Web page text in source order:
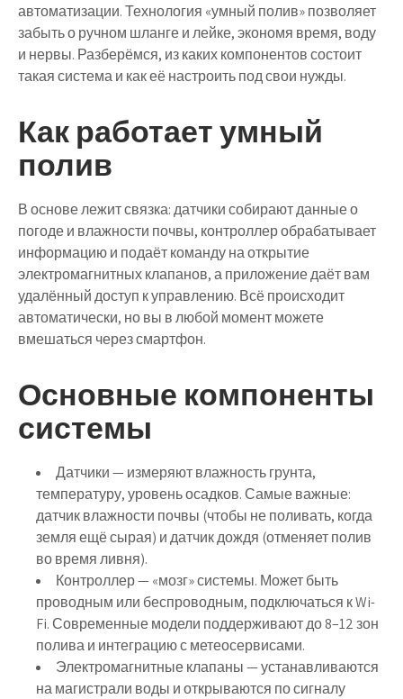
автоматизации. Технология «умный полив» позволяет
забыть о ручном шланге и лейке, экономя время, воду
и нервы. Разберёмся, из каких компонентов состоит
такая система и как её настроить под свои нужды.
Как работает умный
полив
В основе лежит связка: датчики собирают данные о
погоде и влажности почвы, контроллер обрабатывает
информацию и подаёт команду на открытие
электромагнитных клапанов, а приложение даёт вам
удалённый доступ к управлению. Всё происходит
автоматически, но вы в любой момент можете
вмешаться через смартфон.
Основные компоненты
системы
Датчики— измеряют влажность грунта,
температуру, уровень осадков. Самые важные:
датчик влажности почвы (чтобы не поливать, когда
земля ещё сырая) и датчик дождя (отменяет полив
во время ливня).
Контроллер— «мозг» системы. Может быть
проводным или беспроводным, подключаться к Wi-
Fi. Современные модели поддерживают до 8–12 зон
полива и интеграцию с метеосервисами.
Электромагнитные клапаны— устанавливаются
на магистрали воды и открываются по сигналу